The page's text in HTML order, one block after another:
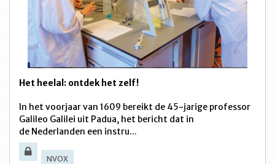
Het heelal: ontdek het zelf!
In het voorjaar van 1609 bereikt de 45-jarige professor
Galileo Galilei uit Padua, het bericht dat in
de Nederlanden een instru...
NVOX